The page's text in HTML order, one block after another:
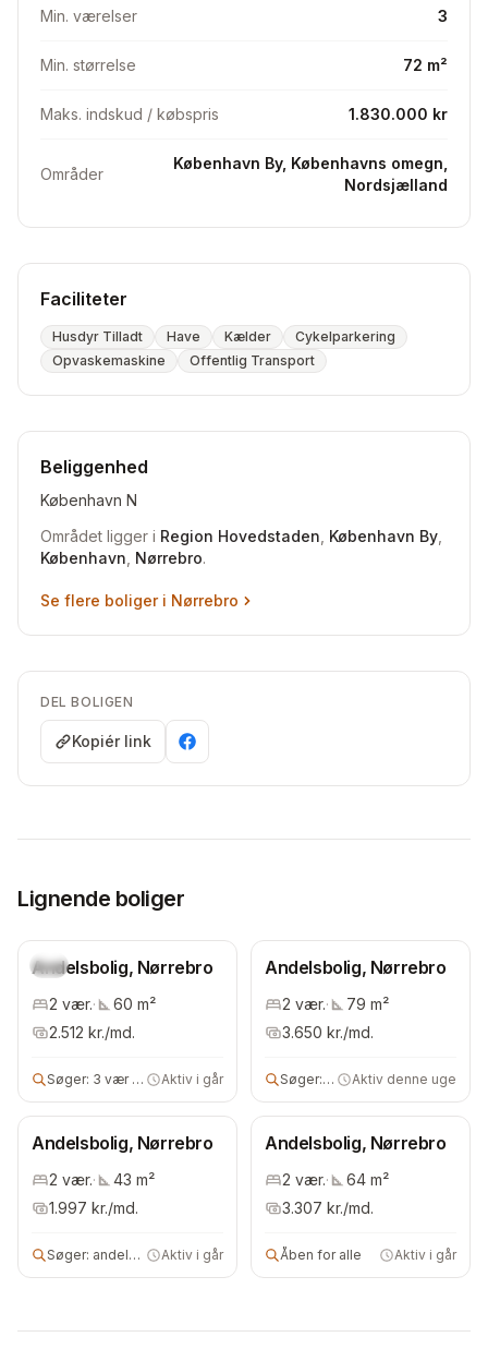
● Kælderrum til opbevaring
● Adgang til cykelkælder
● Fællesvaskeri i gården
● Husdyr er tilladt 🐾 (1 hund eller 2 katte).
● Delevenlig
SØGES:
Vi er interesserede i hele København og Frederiksberg.
Min. værelser 3
Min. størrelse 72 m²
Maks. indskud / købspris 1.830.000 kr
Områder
København By, Københavns omegn,
Nordsjælland
Faciliteter
Husdyr Tilladt Have Kælder
Cykelparkering
Opvaskemaskine
Offentlig Transport
Beliggenhed
København N
Området ligger i Region Hovedstaden København By
København Nørrebro.
Se flere boliger i Nørrebro
DEL BOLIGEN
Kopiér link
Lignende boliger
Ny
Andelsbolig, Nørrebro
2 vær.· 60 m²
2.512 kr./md.
Søger: 3 vær andelsbolig Aktiv i går
Andelsbolig, Nørrebro
2 vær.· 79 m²
3.650 kr./md.
Søger:2 vær bolig
Aktiv denne uge
Andelsbolig, Nørrebro
2 vær.· 43 m²
1.997 kr./md.
Søger: andelsbolig Aktiv i går
Andelsbolig, Nørrebro
2 vær.· 64 m²
3.307 kr./md.
Åben for alle Aktiv i går